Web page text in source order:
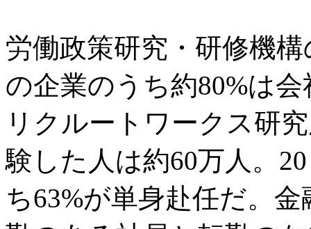
労働政策研究・研修機
の企業のうち約80%は
リクルートワークス研
験した人は約60万人。
ち63%が単身赴任だ。